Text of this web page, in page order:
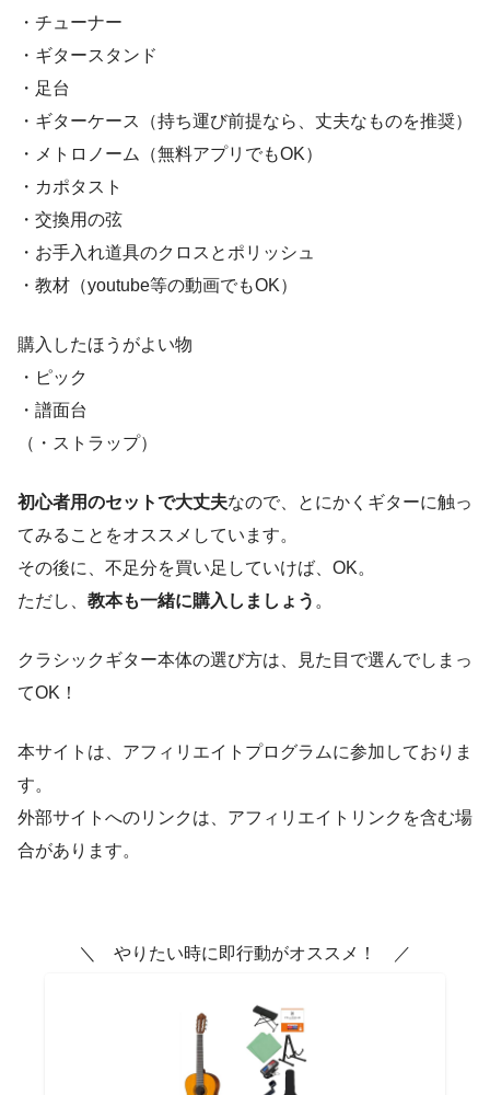
・チューナー
・ギタースタンド
・足台
・ギターケース（持ち運び前提なら、丈夫なものを推奨）
・メトロノーム（無料アプリでもOK）
・カポタスト
・交換用の弦
・お手入れ道具のクロスとポリッシュ
・教材（youtube等の動画でもOK）
購入したほうがよい物
・ピック
・譜面台
（・ストラップ）
初心者用のセットで大丈夫なので、とにかくギターに触っ
てみることをオススメしています。
その後に、不足分を買い足していけば、OK。
ただし、 教本も一緒に購入しましょう 。
クラシックギター本体の選び方は、見た目で選んでしまっ
てOK！
本サイトは、アフィリエイトプログラムに参加しておりま
す。
外部サイトへのリンクは、アフィリエイトリンクを含む場
合があります。
＼ やりたい時に即行動がオススメ！ ／